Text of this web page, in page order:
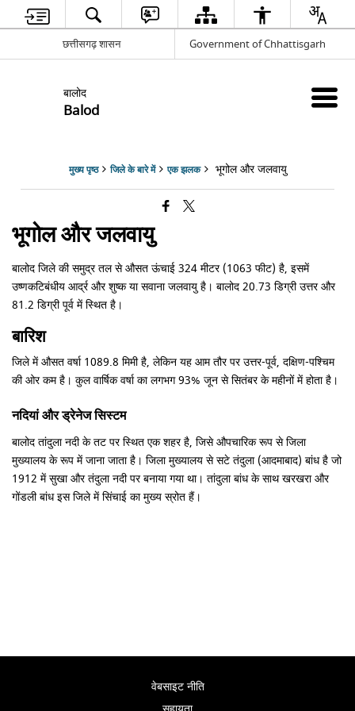
छत्तीसगढ़ शासन Government of Chhattisgarh
बालोद
Balod
मुख्य पृष्ठ जिले के बारे में एक झलक भूगोल और जलवायु
भूगोल और जलवायु
बालोद जिले की समुद्र तल से औसत ऊंचाई 324 मीटर (1063 फीट) है, इसमें
उष्णकटिबंधीय आर्द्र और शुष्क या सवाना जलवायु है। बालोद 20.73 डिग्री उत्तर और
81.2 डिग्री पूर्व में स्थित है।
बारिश
जिले में औसत वर्षा 1089.8 मिमी है, लेकिन यह आम तौर पर उत्तर-पूर्व, दक्षिण-पश्चिम
की ओर कम है। कुल वार्षिक वर्षा का लगभग 93% जून से सितंबर के महीनों में होता है।
नदियां और ड्रेनेज सिस्टम
बालोद तांदुला नदी के तट पर स्थित एक शहर है, जिसे औपचारिक रूप से जिला
मुख्यालय के रूप में जाना जाता है। जिला मुख्यालय से सटे तंदुला (आदमाबाद) बांध है जो
1912 में सुखा और तंदुला नदी पर बनाया गया था। तांदुला बांध के साथ खरखरा और
गोंडली बांध इस जिले में सिंचाई का मुख्य स्रोत हैं।
वेबसाइट नीति